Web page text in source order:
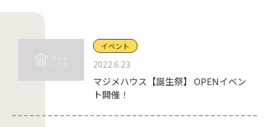
イベント
マジメハウス【誕生祭】 OPENイベン
ト開催！
2022.6.23